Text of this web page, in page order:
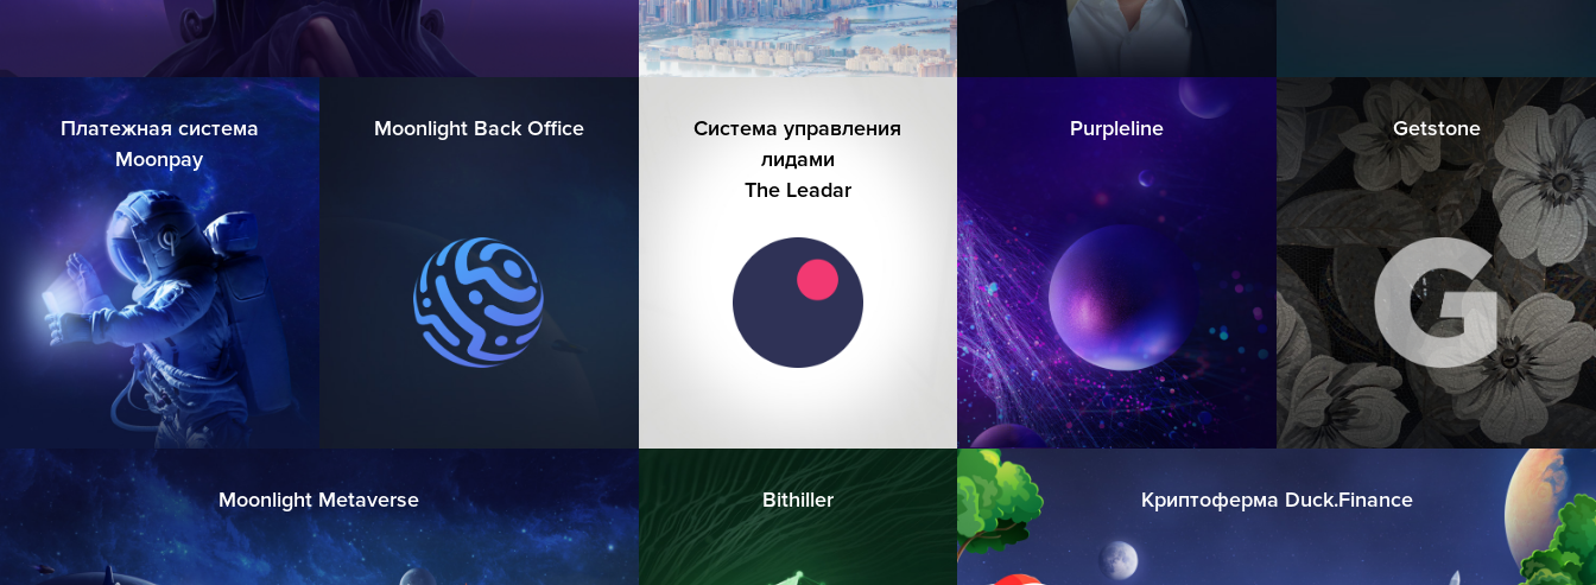
Платежная система
Moonpay
Moonlight Back Office
Система управления
лидами
The Leadar
Purpleline Getstone
Moonlight Metaverse Bithiller Криптоферма Duck.Finance